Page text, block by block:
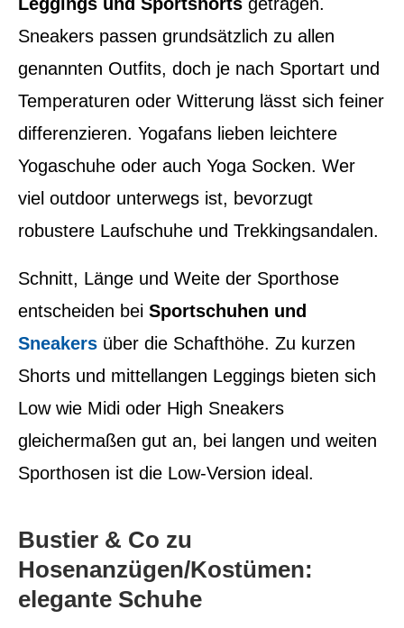
Sneakers passen grundsätzlich zu allen
genannten Outfits, doch je nach Sportart und
Temperaturen oder Witterung lässt sich feiner
differenzieren. Yogafans lieben leichtere
Yogaschuhe oder auch Yoga Socken. Wer
viel outdoor unterwegs ist, bevorzugt
robustere Laufschuhe und Trekkingsandalen.
Schnitt, Länge und Weite der Sporthose
entscheiden bei Sportschuhen und
Sneakers über die Schafthöhe. Zu kurzen
Shorts und mittellangen Leggings bieten sich
Low wie Midi oder High Sneakers
gleichermaßen gut an, bei langen und weiten
Sporthosen ist die Low-Version ideal.
Bustier & Co zu
Hosenanzügen/Kostümen:
elegante Schuhe